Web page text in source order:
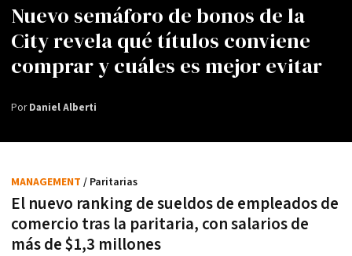
Nuevo semáforo de bonos de la
City revela qué títulos conviene
comprar y cuáles es mejor evitar
PorDaniel Alberti
El nuevo ranking de sueldos de empleados de
comercio tras la paritaria, con salarios de
más de $1,3 millones
MANAGEMENT / Paritarias